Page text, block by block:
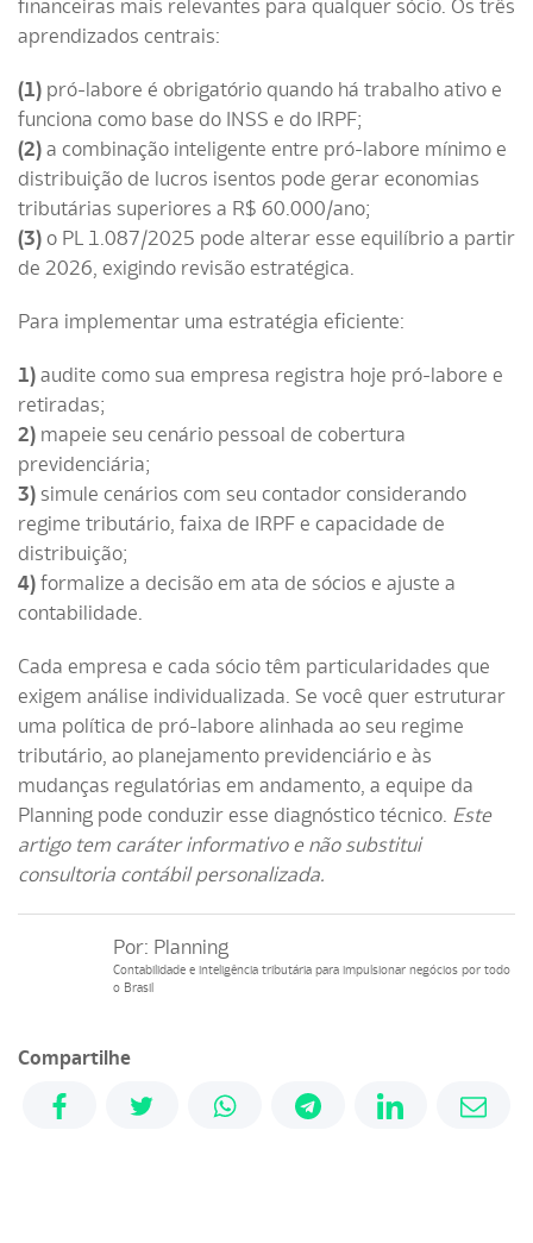
financeiras mais relevantes para qualquer sócio. Os três
aprendizados centrais:
(1) pró-labore é obrigatório quando há trabalho ativo e
funciona como base do INSS e do IRPF;
(2) a combinação inteligente entre pró-labore mínimo e
distribuição de lucros isentos pode gerar economias
tributárias superiores a R$ 60.000/ano;
(3) o PL 1.087/2025 pode alterar esse equilíbrio a partir
de 2026, exigindo revisão estratégica.
Para implementar uma estratégia eficiente:
1) audite como sua empresa registra hoje pró-labore e
retiradas;
2) mapeie seu cenário pessoal de cobertura
previdenciária;
3) simule cenários com seu contador considerando
regime tributário, faixa de IRPF e capacidade de
distribuição;
4) formalize a decisão em ata de sócios e ajuste a
contabilidade.
Cada empresa e cada sócio têm particularidades que
exigem análise individualizada. Se você quer estruturar
uma política de pró-labore alinhada ao seu regime
tributário, ao planejamento previdenciário e às
mudanças regulatórias em andamento, a equipe da
Planning pode conduzir esse diagnóstico técnico. Este
artigo tem caráter informativo e não substitui
consultoria contábil personalizada.
Por: Planning
Contabilidade e inteligência tributária para impulsionar negócios por todo
o Brasil
Compartilhe